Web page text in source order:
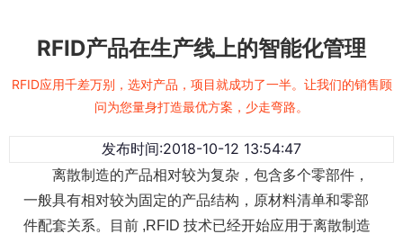
RFID产品在生产线上的智能化管理
RFID应用千差万别，选对产品，项目就成功了一半。让我们的销售顾
问为您量身打造最优方案，少走弯路。
发布时间:2018-10-12 13:54:47
离散制造的产品相对较为复杂，包含多个零部件，
一般具有相对较为固定的产品结构，原材料清单和零部
件配套关系。目前 ,RFID 技术已经开始应用于离散制造